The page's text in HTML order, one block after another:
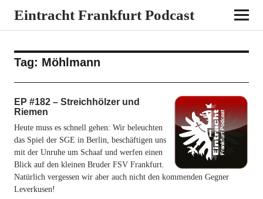
Eintracht Frankfurt Podcast
Tag: Möhlmann
EP #182 – Streichhölzer und
Riemen
Heute muss es schnell gehen: Wir beleuchten
das Spiel der SGE in Berlin, beschäftigen uns
mit der Unruhe um Schaaf und werfen einen
Blick auf den kleinen Bruder FSV Frankfurt.
Natürlich vergessen wir aber auch nicht den kommenden Gegner
Leverkusen!